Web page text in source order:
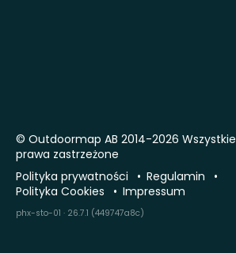
© Outdoormap AB 2014-2026 Wszystkie
prawa zastrzeżone
Polityka prywatności
Regulamin
Polityka Cookies
Impressum
phx-sto-01 · 26.7.1 (449747a8c)